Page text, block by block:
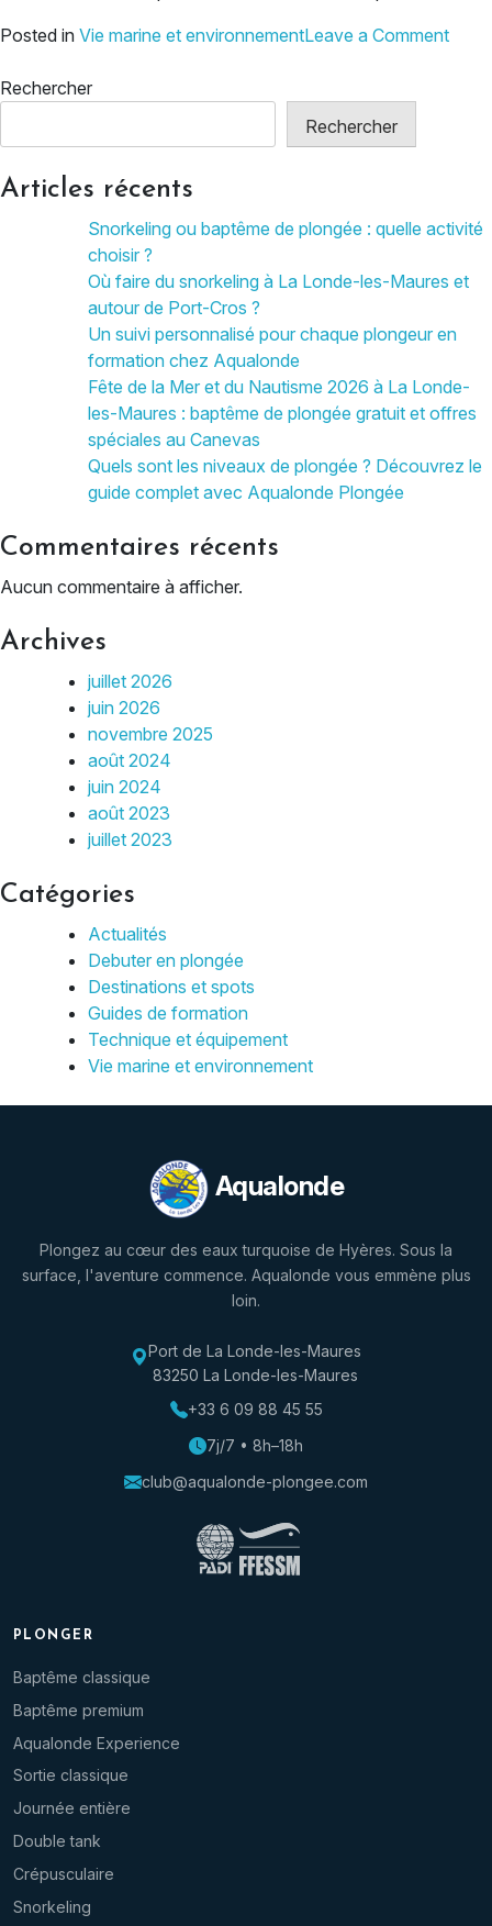
Posted in Vie marine et environnementLeave a Commenton
Rechercher
Rechercher
Articles récents
Snorkeling ou baptême de plongée : quelle activité
choisir ?
Où faire du snorkeling à La Londe-les-Maures et
autour de Port-Cros ?
Un suivi personnalisé pour chaque plongeur en
formation chez Aqualonde
Fête de la Mer et du Nautisme 2026 à La Londe-
les-Maures : baptême de plongée gratuit et offres
spéciales au Canevas
Quels sont les niveaux de plongée ? Découvrez le
guide complet avec Aqualonde Plongée
Commentaires récents
Aucun commentaire à afficher.
Archives
juillet 2026
juin 2026
novembre 2025
août 2024
juin 2024
août 2023
juillet 2023
Catégories
Actualités
Debuter en plongée
Destinations et spots
Guides de formation
Technique et équipement
Vie marine et environnement
Aqualonde
Plongez au cœur des eaux turquoise de Hyères. Sous la
surface, l'aventure commence. Aqualonde vous emmène plus
loin.
Port de La Londe-les-Maures
83250 La Londe-les-Maures
+33 6 09 88 45 55
7j/7 • 8h–18h
club@aqualonde-plongee.com
PLONGER
Baptême classique
Baptême premium
Aqualonde Experience
Sortie classique
Journée entière
Double tank
Crépusculaire
Snorkeling